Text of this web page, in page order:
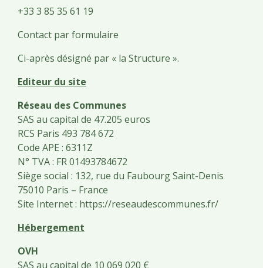
+33 3 85 35 61 19
Contact par formulaire
Ci-après désigné par « la Structure ».
Editeur du site
Réseau des Communes
SAS au capital de 47.205 euros
RCS Paris 493 784 672
Code APE : 6311Z
N° TVA : FR 01493784672
Siège social : 132, rue du Faubourg Saint-Denis
75010 Paris – France
Site Internet : https://reseaudescommunes.fr/
Hébergement
OVH
SAS au capital de 10 069 020 €